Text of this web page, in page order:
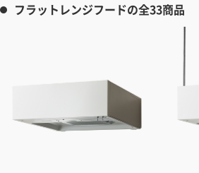
フラットレンジフードの全33商品